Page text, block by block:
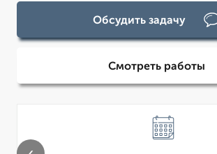
Обсудить задачу
Смотреть работы